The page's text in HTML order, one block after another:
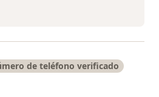
de teléfono verificado